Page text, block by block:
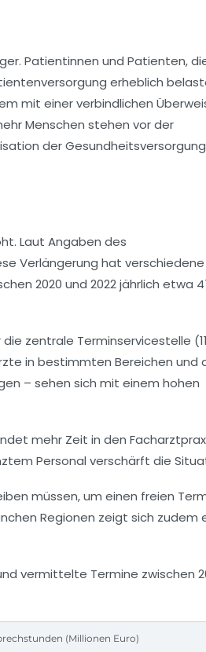
Patientinnen und Patienten,
erheblich
mit einer verbindlichen
Menschen stehen vor der
der Gesundheitsversorgung
Laut Angaben des
Verlängerung hat verschiedene
2020 und 2022 jährlich etwa
zentrale Terminservicestelle
in bestimmten Bereichen und
– sehen sich mit einem hohen
mehr Zeit in den
Personal verschärft die
müssen, um einen freien
Regionen zeigt sich zudem
vermittelte Termine zwischen
(Millionen Euro)